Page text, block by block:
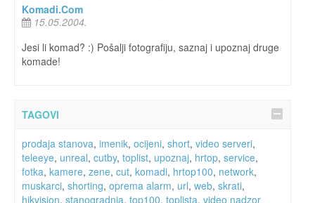
Komadi.Com
15.05.2004.
Jesi li komad? :) Pošalji fotografiju, saznaj i upoznaj druge
komade!
TAGOVI
prodaja stanova, imenik, ocijeni, short, video serveri,
teleeye, unreal, cutby, toplist, upoznaj, hrtop, service,
fotka, kamere, zene, cut, komadi, hrtop100, network,
muskarci, shorting, oprema alarm, url, web, skrati,
hikvision, stanogradnja, top100, toplista, video nadzor